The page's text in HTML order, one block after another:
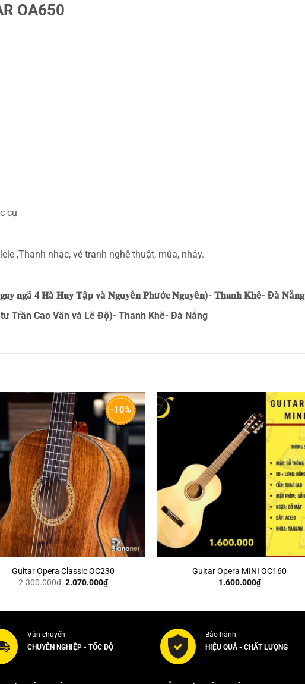
OA650
cụ
,Thanh nhạc, vé tranh nghệ thuật, múa, nhảy.
𝐧𝐠ã 𝟒 𝐇à 𝐇𝐮𝐲 𝐓ậ𝐩 𝐯à 𝐍𝐠𝐮𝐲ễ𝐧 𝐏𝐡ướ𝐜 𝐍𝐠𝐮𝐲ê𝐧)- 𝐓𝐡𝐚𝐧𝐡 𝐊𝐡ê- Đà 𝐍ẵ𝐧𝐠
Trần Cao Vân và Lê Độ)- Thanh Khê- Đà Nẵng
-10%
Guitar Opera Classic OC230
2.300.000₫ Giá
2.070.000₫Giá
hiện
+
Guitar Opera MINI OC160
1.600.000₫
Vận chuyển
CHUYÊN NGHIỆP - TỐC ĐỘ
Bảo hành
HIỆU QUẢ - CHẤT LƯỢNG